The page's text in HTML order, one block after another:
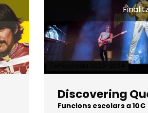
Discovering
Funcions escolars a 10€